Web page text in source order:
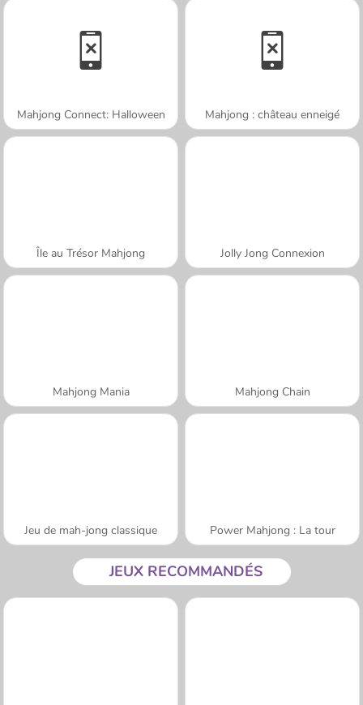
Mahjong Connect: Halloween Mahjong : château enneigé
Île au Trésor Mahjong Jolly Jong Connexion
Mahjong Mania Mahjong Chain
Jeu de mah-jong classique Power Mahjong : La tour
JEUX RECOMMANDÉS